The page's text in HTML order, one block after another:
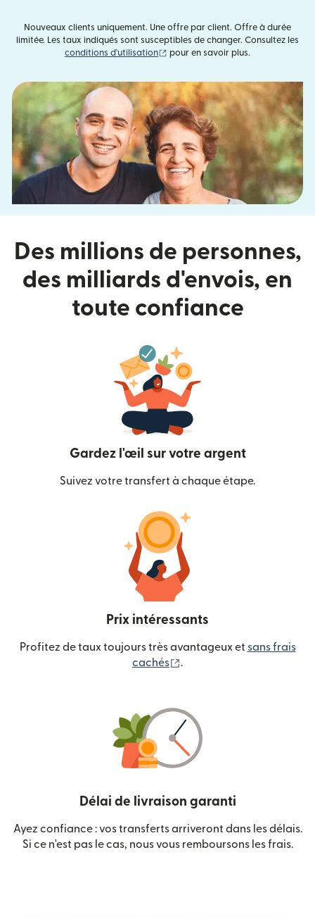
Nouveaux clients uniquement. Une offre par client. Offre à durée
limitée. Les taux indiqués sont susceptibles de changer. Consultez les
conditions d'utilisation
(s'ouvre dans une nouvelle fenêtre)
pour en savoir plus.
Des millions de personnes,
des milliards d'envois, en
toute confiance
Gardez l'œil sur votre argent
Suivez votre transfert à chaque étape.
Prix intéressants
Profitez de taux toujours très avantageux et sans frais
cachés
.
Délai de livraison garanti
Ayez confiance : vos transferts arriveront dans les délais.
Si ce n'est pas le cas, nous vous remboursons les frais.